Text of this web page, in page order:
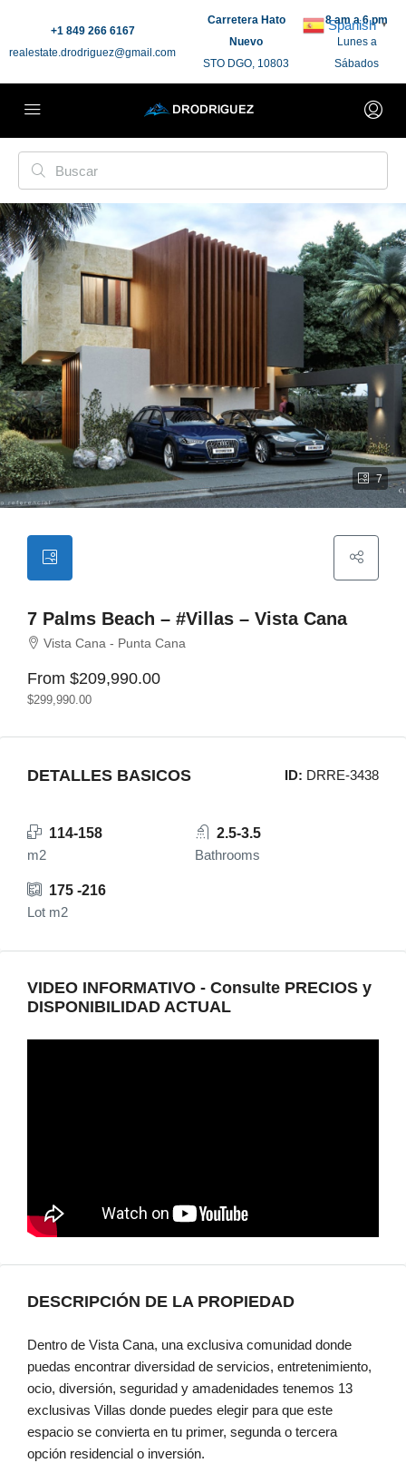
+1 849 266 6167
realestate.drodriguez@gmail.com
Carretera Hato
Nuevo
STO DGO, 10803
8 am a 6 pm
Lunes a
Sábados
7
7 Palms Beach – #Villas – Vista Cana
Vista Cana - Punta Cana
From $209,990.00
$299,990.00
DETALLES BASICOS ID: DRRE-3438
114-158
m2
2.5-3.5
Bathrooms
175 -216
Lot m2
VIDEO INFORMATIVO - Consulte PRECIOS y
DISPONIBILIDAD ACTUAL
DESCRIPCIÓN DE LA PROPIEDAD
Dentro de Vista Cana, una exclusiva comunidad donde
puedas encontrar diversidad de servicios, entretenimiento,
ocio, diversión, seguridad y amadenidades tenemos 13
exclusivas Villas donde puedes elegir para que este
espacio se convierta en tu primer, segunda o tercera
opción residencial o inversión.
Spanish ▼